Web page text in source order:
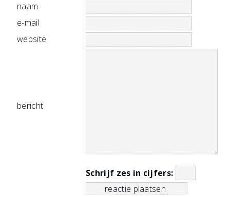
naam
e-mail
website
bericht
Schrijf zes in cijfers: